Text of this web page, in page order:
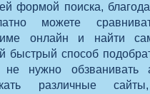
формой поиска,
можете
онлайн и найти
быстрый способ
нужно обзванивать
различные